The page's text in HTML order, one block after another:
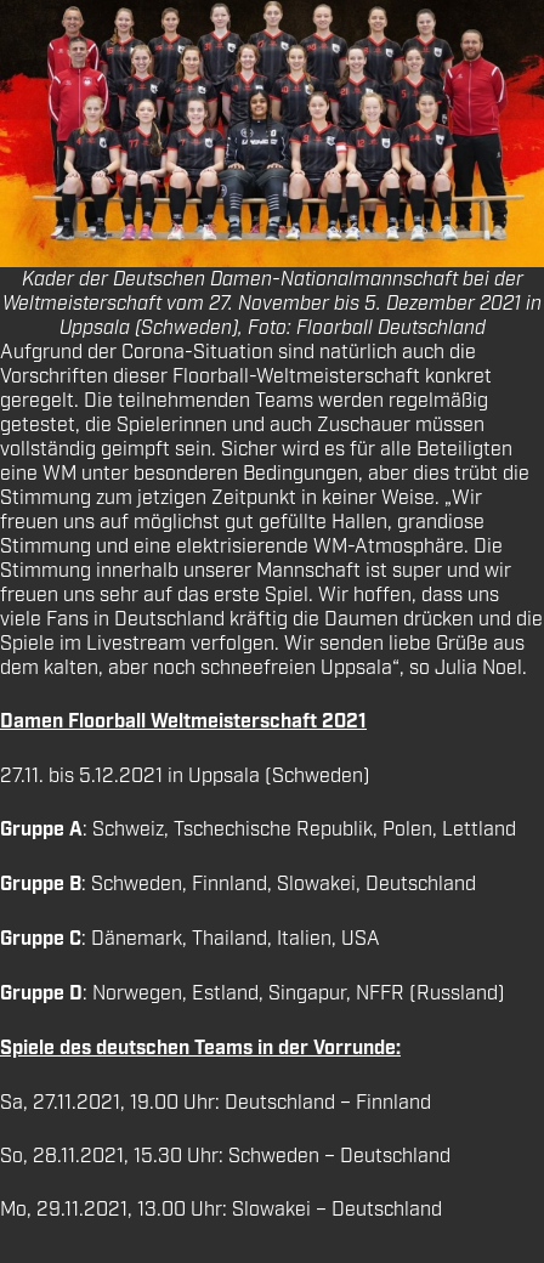
Kader der Deutschen Damen-Nationalmannschaft bei der
Weltmeisterschaft vom 27. November bis 5. Dezember 2021 in
Uppsala (Schweden), Foto: Floorball Deutschland
Aufgrund der Corona-Situation sind natürlich auch die
Vorschriften dieser Floorball-Weltmeisterschaft konkret
geregelt. Die teilnehmenden Teams werden regelmäßig
getestet, die Spielerinnen und auch Zuschauer müssen
vollständig geimpft sein. Sicher wird es für alle Beteiligten
eine WM unter besonderen Bedingungen, aber dies trübt die
Stimmung zum jetzigen Zeitpunkt in keiner Weise. „Wir
freuen uns auf möglichst gut gefüllte Hallen, grandiose
Stimmung und eine elektrisierende WM-Atmosphäre. Die
Stimmung innerhalb unserer Mannschaft ist super und wir
freuen uns sehr auf das erste Spiel. Wir hoffen, dass uns
viele Fans in Deutschland kräftig die Daumen drücken und die
Spiele im Livestream verfolgen. Wir senden liebe Grüße aus
dem kalten, aber noch schneefreien Uppsala“, so Julia Noel.
Damen Floorball Weltmeisterschaft 2021
27.11. bis 5.12.2021 in Uppsala (Schweden)
Gruppe A: Schweiz, Tschechische Republik, Polen, Lettland
Gruppe B: Schweden, Finnland, Slowakei, Deutschland
Gruppe C: Dänemark, Thailand, Italien, USA
Gruppe D: Norwegen, Estland, Singapur, NFFR (Russland)
Spiele des deutschen Teams in der Vorrunde:
Sa, 27.11.2021, 19.00 Uhr: Deutschland – Finnland
So, 28.11.2021, 15.30 Uhr: Schweden – Deutschland
Mo, 29.11.2021, 13.00 Uhr: Slowakei – Deutschland